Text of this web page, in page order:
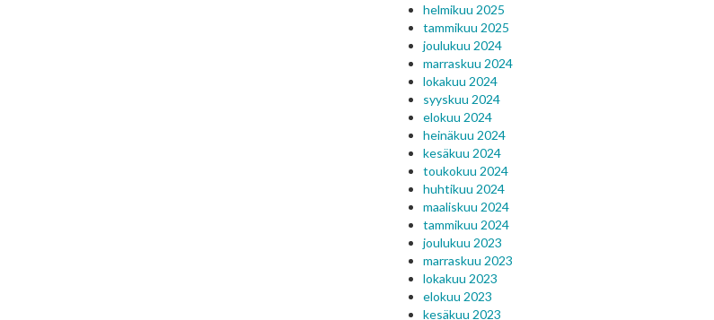
helmikuu 2025
tammikuu 2025
joulukuu 2024
marraskuu 2024
lokakuu 2024
syyskuu 2024
elokuu 2024
heinäkuu 2024
kesäkuu 2024
toukokuu 2024
huhtikuu 2024
maaliskuu 2024
tammikuu 2024
joulukuu 2023
marraskuu 2023
lokakuu 2023
elokuu 2023
kesäkuu 2023